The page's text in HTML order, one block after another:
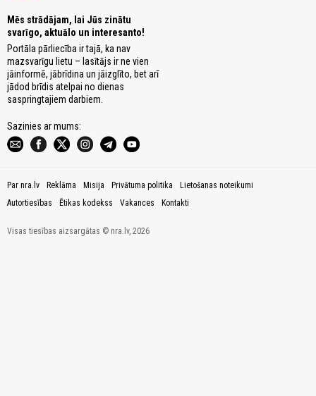
Mēs strādājam, lai Jūs zinātu
svarīgo, aktuālo un interesanto!
Portāla pārliecība ir tajā, ka nav
mazsvarīgu lietu – lasītājs ir ne vien
jāinformē, jābrīdina un jāizglīto, bet arī
jādod brīdis atelpai no dienas
saspringtajiem darbiem.
Sazinies ar mums:
Par nra.lv Reklāma Misija Privātuma politika
Lietošanas noteikumi
Autortiesības
Ētikas kodekss Vakances Kontakti
Visas tiesības aizsargātas © nra.lv, 2026